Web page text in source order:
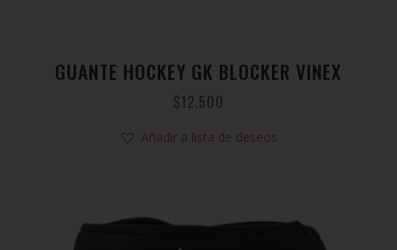
GUANTE HOCKEY GK BLOCKER VINEX
$12.500
Añadir a lista de deseos